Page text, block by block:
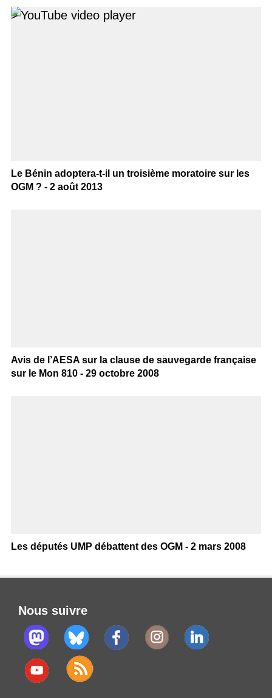
>
Le Bénin adoptera-t-il un troisième moratoire sur les
OGM ? - 2 août 2013
Avis de l’AESA sur la clause de sauvegarde française
sur le Mon 810 - 29 octobre 2008
Les députés UMP débattent des OGM - 2 mars 2008
Nous suivre